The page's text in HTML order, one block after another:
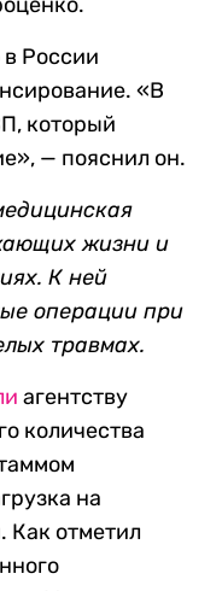
в России
«В
который
— пояснил он.
жизни и
К ней
операции при
травмах.
агентству
количества
на
Как отметил